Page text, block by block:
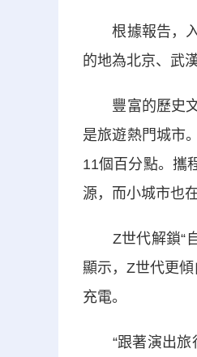
根據報告，入
的地為北京、武
豐富的歷史文
是旅遊熱門城市
11個百分點。攜
源，而小城市也
Z世代解鎖“自
顯示，Z世代更
充電。
“跟著演出旅行